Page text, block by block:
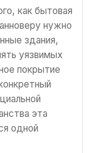
как бытовая
нужно
здания,
уязвимых
покрытие
эта
одной